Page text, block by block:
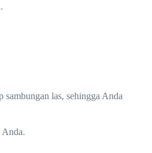
las, sehingga Anda
Anda.